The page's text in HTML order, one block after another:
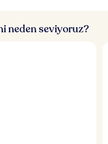
neden seviyoruz?